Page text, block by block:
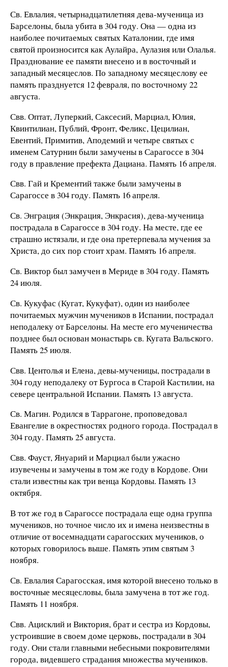
Св. Евлалия, четырнадцатилетняя дева-мученица из
Барселоны, была убита в 304 году. Она — одна из
наиболее почитаемых святых Каталонии, где имя
святой произносится как Аулайра, Аулазия или Олалья.
Празднование ее памяти внесено и в восточный и
западный месяцеслов. По западному месяцеслову ее
память празднуется 12 февраля, по восточному 22
августа.
Свв. Оптат, Луперкий, Саксесий, Марциал, Юлия,
Квинтилиан, Публий, Фронт, Феликс, Цецилиан,
Евентий, Примитив, Аподемий и четыре святых с
именем Сатурнин были замучены в Сарагоссе в 304
году в правление префекта Дациана. Память 16 апреля.
Свв. Гай и Крементий также были замучены в
Сарагоссе в 304 году. Память 16 апреля.
Св. Энграция (Энкрация, Энкрасия), дева-мученица
пострадала в Сарагоссе в 304 году. На месте, где ее
страшно истязали, и где она претерпевала мучения за
Христа, до сих пор стоит храм. Память 16 апреля.
Св. Виктор был замучен в Мериде в 304 году. Память
24 июля.
Св. Кукуфас (Кугат, Кукуфат), один из наиболее
почитаемых мужчин мучеников в Испании, пострадал
неподалеку от Барселоны. На месте его мученичества
позднее был основан монастырь св. Кугата Вальского.
Память 25 июля.
Свв. Центолья и Елена, девы-мученицы, пострадали в
304 году неподалеку от Бургоса в Старой Кастилии, на
севере центральной Испании. Память 13 августа.
Св. Магин. Родился в Таррагоне, проповедовал
Евангелие в окрестностях родного города. Пострадал в
304 году. Память 25 августа.
Свв. Фауст, Януарий и Марциал были ужасно
изувечены и замучены в том же году в Кордове. Они
стали известны как три венца Кордовы. Память 13
октября.
В тот же год в Сарагоссе пострадала еще одна группа
мучеников, но точное число их и имена неизвестны в
отличие от восемнадцати сарагосских мучеников, о
которых говорилось выше. Память этим святым 3
ноября.
Св. Евлалия Сарагосская, имя которой внесено только в
восточные месяцесловы, была замучена в тот же год.
Память 11 ноября.
Свв. Ацисклий и Виктория, брат и сестра из Кордовы,
устроившие в своем доме церковь, пострадали в 304
году. Они стали главными небесными покровителями
города, видевшего страдания множества мучеников.